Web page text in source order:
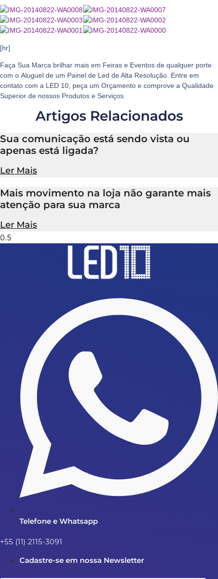
[hr]
Faça Sua Marca brilhar mais em Feiras e Eventos de qualquer porte
com o Aluguel de um Painel de Led de Alta Resolução . Entre em
contato com a LED 10 , peça um Orçamento e comprove a Qualidade
Superior de nossos Produtos e Serviços
Artigos Relacionados
Sua comunicação está sendo vista ou
apenas está ligada?
Ler Mais
Mais movimento na loja não garante mais
atenção para sua marca
Ler Mais
Telefone e Whatsapp
+55 (11) 2115-3091
Cadastre-se em nossa Newsletter